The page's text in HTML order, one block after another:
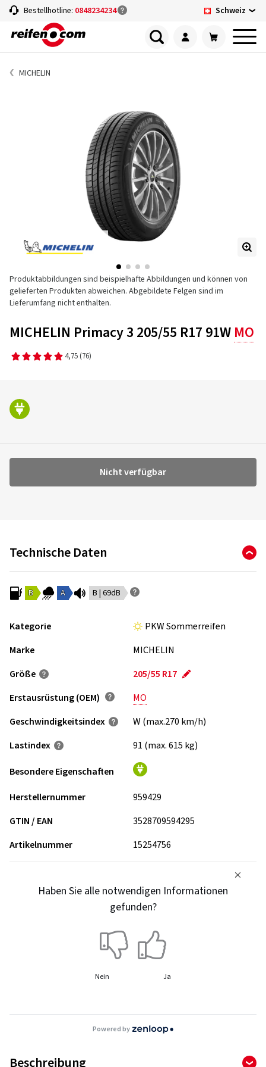
Bestellhotline: 0848234234 Schweiz
MICHELIN
Produktabbildungen sind beispielhafte Abbildungen und können von
gelieferten Produkten abweichen. Abgebildete Felgen sind im
Lieferumfang nicht enthalten.
MICHELIN Primacy 3 205/55 R17 91W MO
4,75 (76)
Nicht verfügbar
Technische Daten
B A B | 69dB
Kategorie
PKW Sommerreifen
Marke
MICHELIN
Größe
205/55 R17
Erstausrüstung (OEM)
MO
Geschwindigkeits­index
W (max.270 km/h)
Lastindex
91 (max. 615 kg)
Besondere Eigenschaften
Herstellernummer
959429
GTIN / EAN
3528709594295
Artikelnummer
15254756
Haben Sie alle notwendigen Informationen
gefunden?
Nein Ja
Powered by
Beschreibung